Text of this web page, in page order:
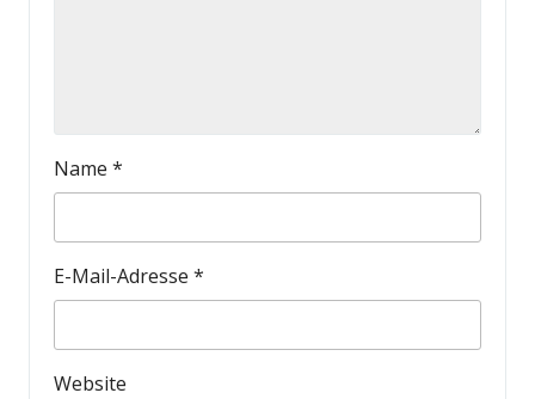
Name *
E-Mail-Adresse *
Website